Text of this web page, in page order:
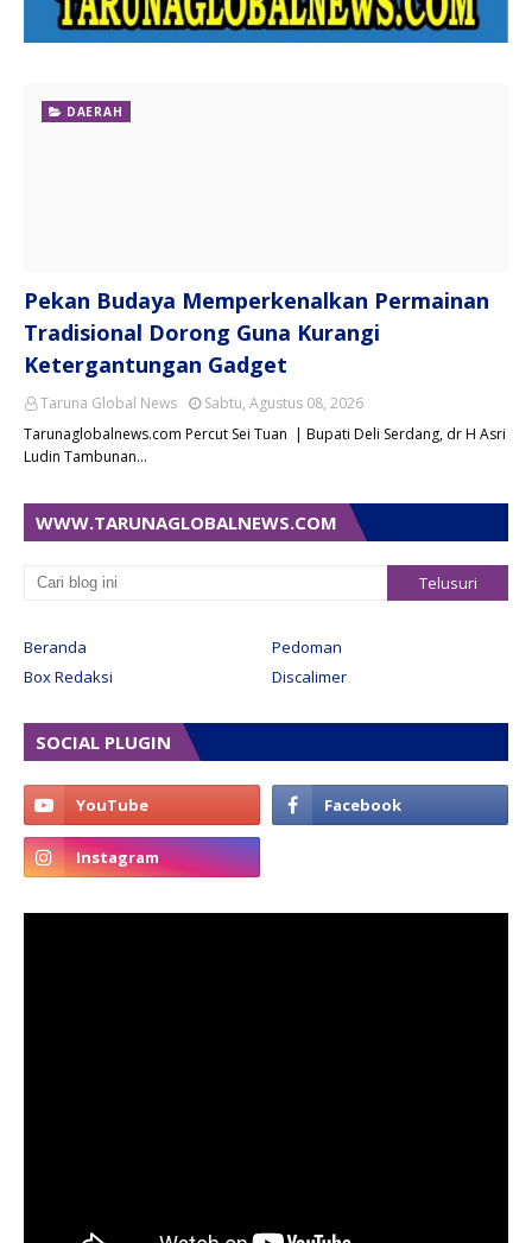
DAERAH
Pekan Budaya Memperkenalkan Permainan
Tradisional Dorong Guna Kurangi
Ketergantungan Gadget
Taruna Global News
Sabtu, Agustus 08, 2026
Tarunaglobalnews.com Percut Sei Tuan | Bupati Deli Serdang, dr H Asri
Ludin Tambunan…
WWW.TARUNAGLOBALNEWS.COM
Beranda
Pedoman
Box Redaksi
Discalimer
SOCIAL PLUGIN